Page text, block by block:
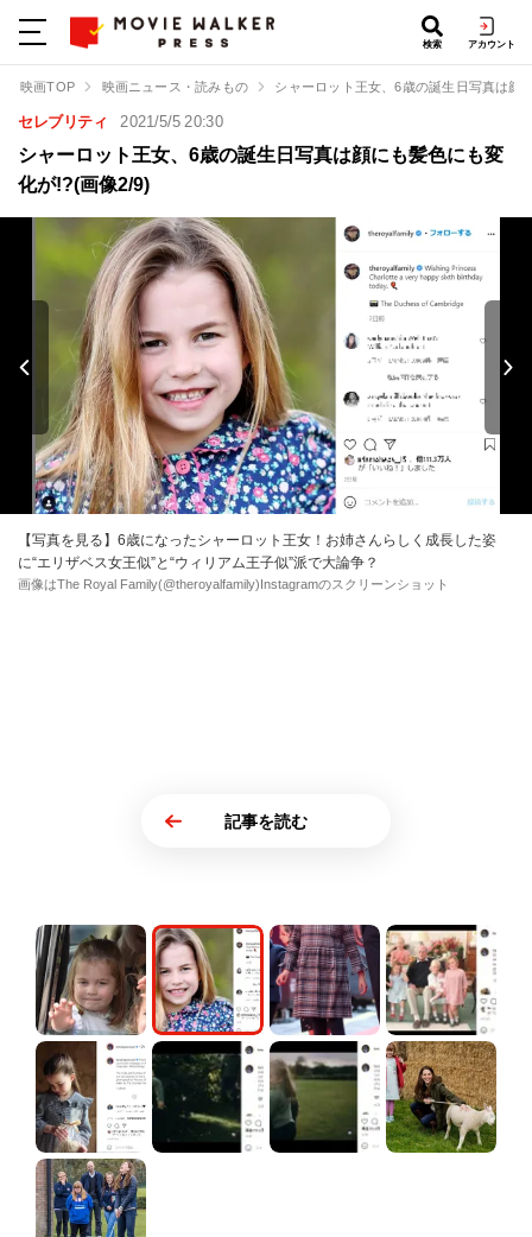
検索 アカウント
映画TOP 映画ニュース・読みもの シャーロット王女、6歳の誕生日写真は顔
セレブリティ 2021/5/5 20:30
シャーロット王女、6歳の誕生日写真は顔にも髪色にも変
化が!?(画像2/9)
【写真を見る】6歳になったシャーロット王女！お姉さんらしく成長した姿
に“エリザベス女王似”と“ウィリアム王子似”派で大論争？
画像はThe Royal Family(@theroyalfamily)Instagramのスクリーンショット
記事を読む